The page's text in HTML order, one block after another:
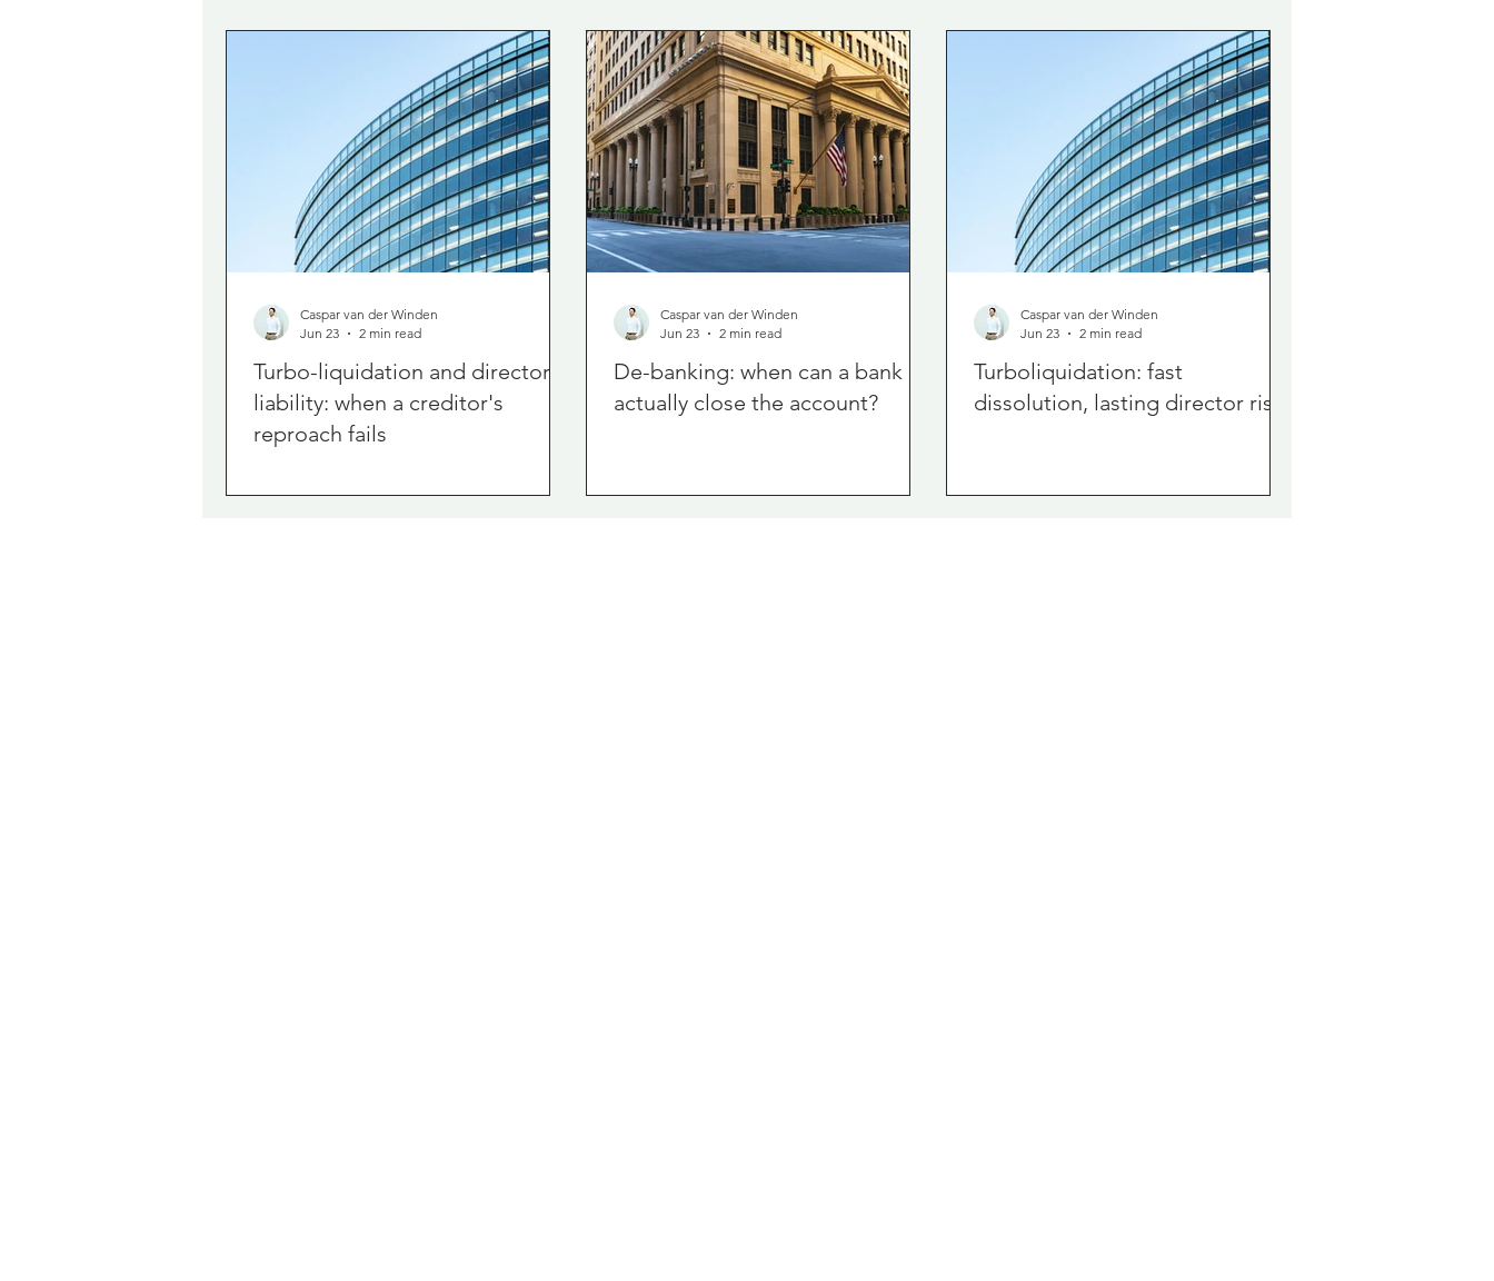
Turbo-liquidation and director
liability: when a creditor's
reproach fails
Caspar van der Winden
Jun 23
2 min read
De-banking: when can a bank
actually close the account?
Caspar van der Winden
Jun 23
2 min read
Turboliquidation: fast
dissolution, lasting director risk
Caspar van der Winden
Jun 23
2 min read